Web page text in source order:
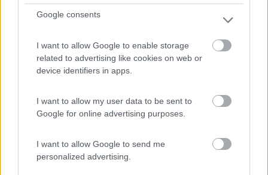
Google consents
I want to allow Google to enable storage
related to advertising like cookies on web or
device identifiers in apps.
I want to allow my user data to be sent to
Google for online advertising purposes.
I want to allow Google to send me
personalized advertising.
Turchia, Repubbliche caucasiche
- Istanbul, Doğanyurt,
claudio5757
Pubblicato il02/11/2018